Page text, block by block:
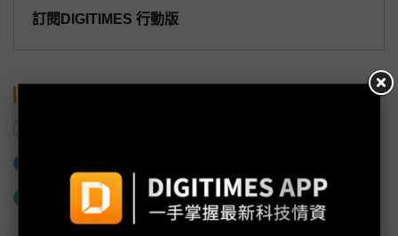
訂閱DIGITIMES 行動版
什麼是「關鍵字追蹤」